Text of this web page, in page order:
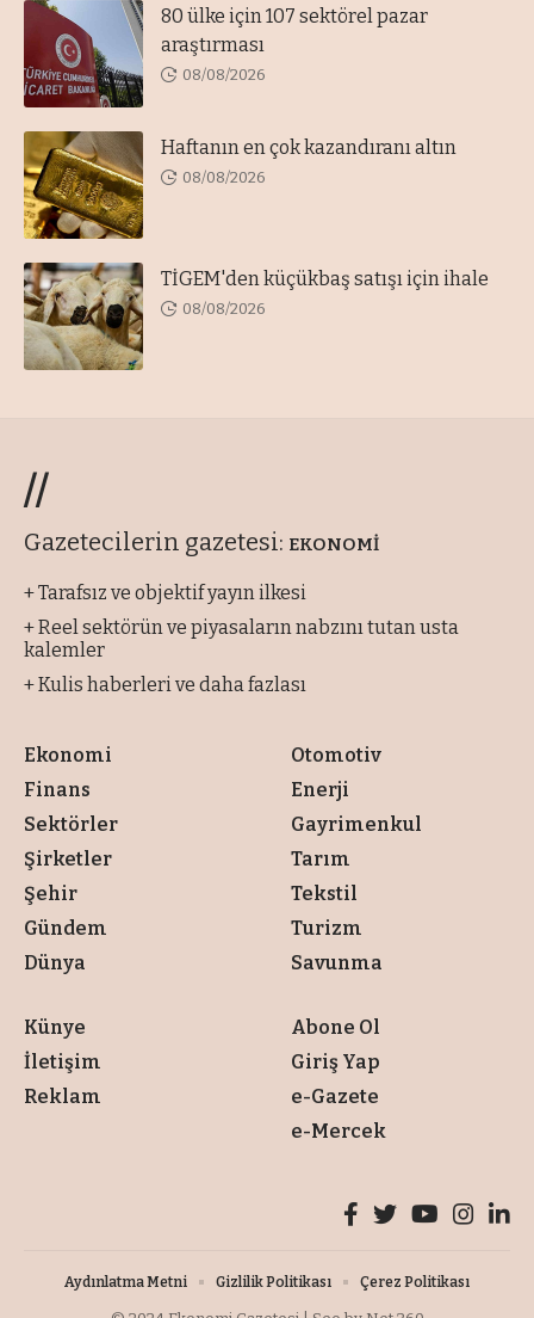
80 ülke için 107 sektörel pazar
araştırması
08/08/2026
Haftanın en çok kazandıranı altın
08/08/2026
TİGEM'den küçükbaş satışı için ihale
08/08/2026
//
Gazetecilerin gazetesi: EKONOMİ
+ Tarafsız ve objektif yayın ilkesi
+ Reel sektörün ve piyasaların nabzını tutan usta
kalemler
+ Kulis haberleri ve daha fazlası
Ekonomi
Finans
Sektörler
Şirketler
Şehir
Gündem
Dünya
Otomotiv
Enerji
Gayrimenkul
Tarım
Tekstil
Turizm
Savunma
Künye
İletişim
Reklam
Abone Ol
Giriş Yap
e-Gazete
e-Mercek
Aydınlatma Metni Gizlilik Politikası Çerez Politikası